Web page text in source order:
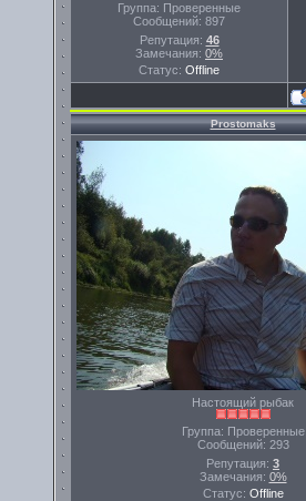
Группа: Проверенные
Сообщений: 897
Репутация: 46
Замечания: 0%
Статус: Offline
Prostomaks
Настоящий рыбак
Группа: Проверенные
Сообщений: 293
Репутация: 3
Замечания: 0%
Статус: Offline